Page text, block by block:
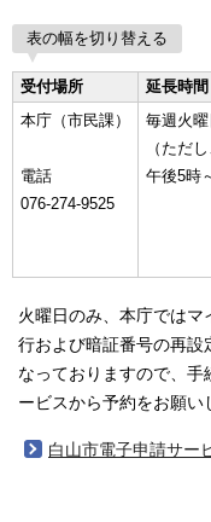
表の幅を切り替える
受付場所 延長時間
本庁（市民課）
電話
076-274-9525
毎週火
（ただ
午後5時
火曜日のみ、本庁では
行および暗証番号の再設
なっておりますので、
ービスから予約をお願い
白山市電子申請サー